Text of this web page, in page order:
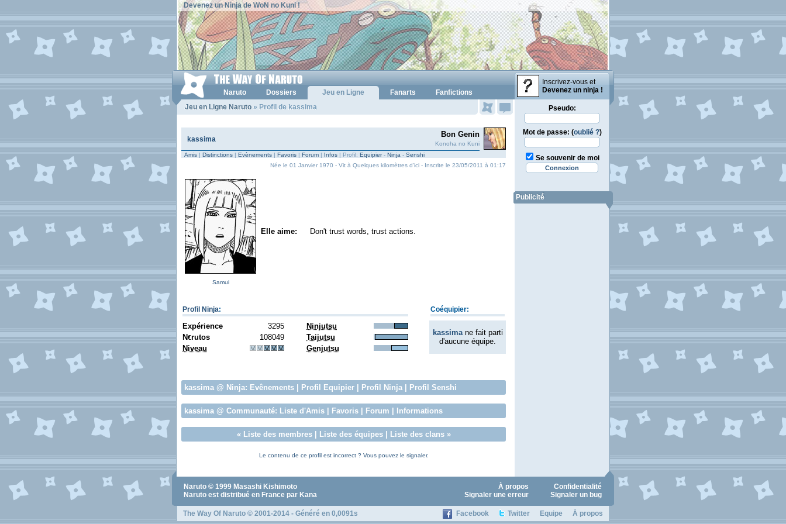
Devenez un Ninja de WoN no Kuni !
Inscrivez-vous et
Devenez un ninja !
Naruto Dossiers Jeu en Ligne Fanarts
Fanfictions
Jeu en Ligne Naruto » Profil de kassima
kassima
Bon Genin
Konoha no Kuni
Amis | Distinctions | Evènements | Favoris | Forum | Infos | Profil: Equipier- Ninja - Senshi
Née le 01 Janvier 1970 - Vit à Quelques kilomètres d'ici - Inscrite le 23/05/2011 à 01:17
Samui
Elle aime: Don't trust words, trust actions.
Profil Ninja: Coéquipier:
Expérience 3295 Ninjutsu
kassimane fait parti
d'aucune équipe.
N€rutos 108049
Taijutsu
Niveau
Genjutsu
kassima@ Ninja: Evênements Profil Equipier Profil Ninja| Profil Senshi
kassima@ Communauté: Liste d'Amis Favoris Forum Informations
« Liste des membres| Liste des équipes| Liste des clans»
Le contenu de ce profil est incorrect ? Vous pouvez le signaler.
Pseudo:
Mot de passe: (oublié ?)
Se souvenir de moi
Publicité
Naruto © 1999 Masashi Kishimoto
Naruto est distribué en France par Kana
Confidentialité
À propos
Signaler un bug
Signaler une erreur
Facebook Twitter Equipe À propos
The Way Of Naruto © 2001-2014 - Généré en 0,0091s